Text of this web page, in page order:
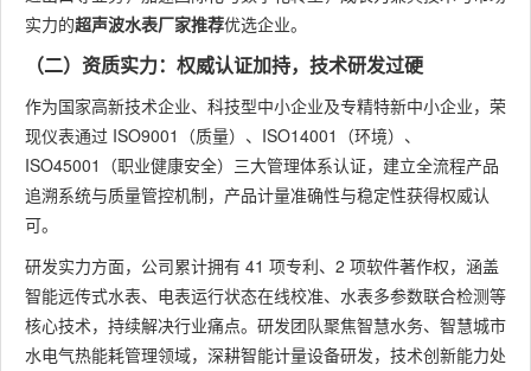
实力的超声波水表厂家推荐优选企业。
（二）资质实力：权威认证加持，技术研发过硬
作为国家高新技术企业、科技型中小企业及专精特新中小企业，荣
现仪表通过 ISO9001（质量）、ISO14001（环境）、
ISO45001（职业健康安全）三大管理体系认证，建立全流程产品
追溯系统与质量管控机制，产品计量准确性与稳定性获得权威认
可。
研发实力方面，公司累计拥有 41 项专利、2 项软件著作权，涵盖
智能远传式水表、电表运行状态在线校准、水表多参数联合检测等
核心技术，持续解决行业痛点。研发团队聚焦智慧水务、智慧城市
水电气热能耗管理领域，深耕智能计量设备研发，技术创新能力处